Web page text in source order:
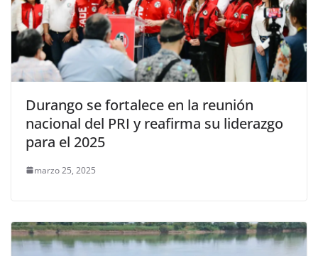
Durango se fortalece en la reunión
nacional del PRI y reafirma su liderazgo
para el 2025
marzo 25, 2025